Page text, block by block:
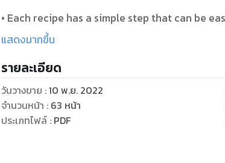
• Each recipe has a simple step that can be
• Your hands will make a deep impression on
• Meatloaf is a dish of ground meat that has
แสดงมากขึ้น
รายละเอียด
วันวางขาย :10 พ.ย. 2022
จำนวนหน้า : 63 หน้า
ประเภทไฟล์: PDF